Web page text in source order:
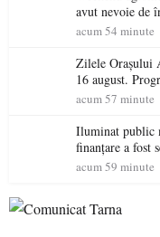
avut nevoie de
acum 54 minute
Zilele Orașului
16 august.
acum 57 minute
Iluminat public
finanțare a fost
acum 59 minute